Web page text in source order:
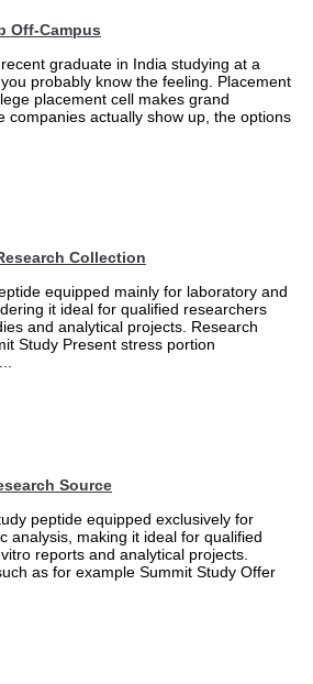
Off-Campus
graduate in India studying at a
probably know the feeling. Placement
placement cell makes grand
companies actually show up, the options
Collection
equipped mainly for laboratory and
it ideal for qualified researchers
and analytical projects. Research
Study Present stress portion
Source
peptide equipped exclusively for
analysis, making it ideal for qualified
reports and analytical projects.
as for example Summit Study Offer